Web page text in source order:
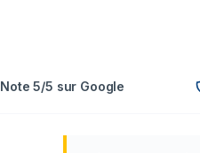
Note 5/5 sur Google